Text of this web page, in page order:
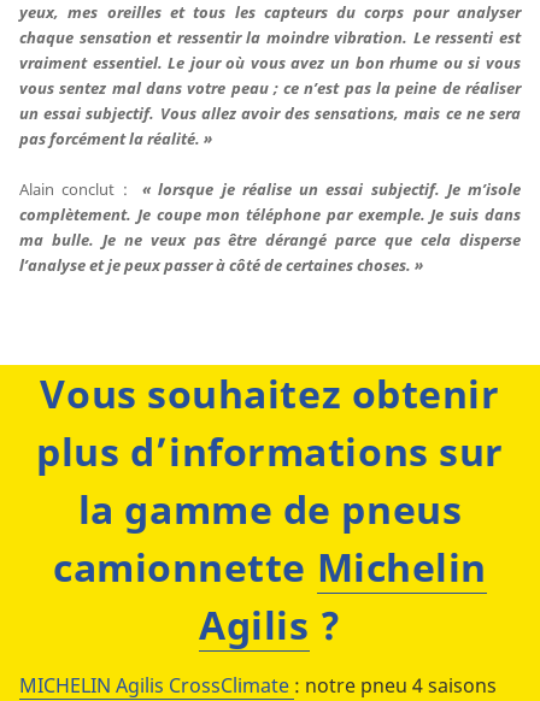
yeux, mes oreilles et tous les capteurs du corps pour analyser
chaque sensation et ressentir la moindre vibration. Le ressenti est
vraiment essentiel. Le jour où vous avez un bon rhume ou si vous
vous sentez mal dans votre peau ; ce n’est pas la peine de réaliser
un essai subjectif. Vous allez avoir des sensations, mais ce ne sera
pas forcément la réalité. »
Alain conclut :
« lorsque je réalise un essai subjectif. Je m’isole
complètement. Je coupe mon téléphone par exemple. Je suis dans
ma bulle. Je ne veux pas être dérangé parce que cela disperse
l’analyse et je peux passer à côté de certaines choses. »
Vous souhaitez obtenir
plus d’informations sur
la gamme de pneus
camionnette Michelin
Agilis ?
MICHELIN Agilis CrossClimate : notre pneu 4 saisons